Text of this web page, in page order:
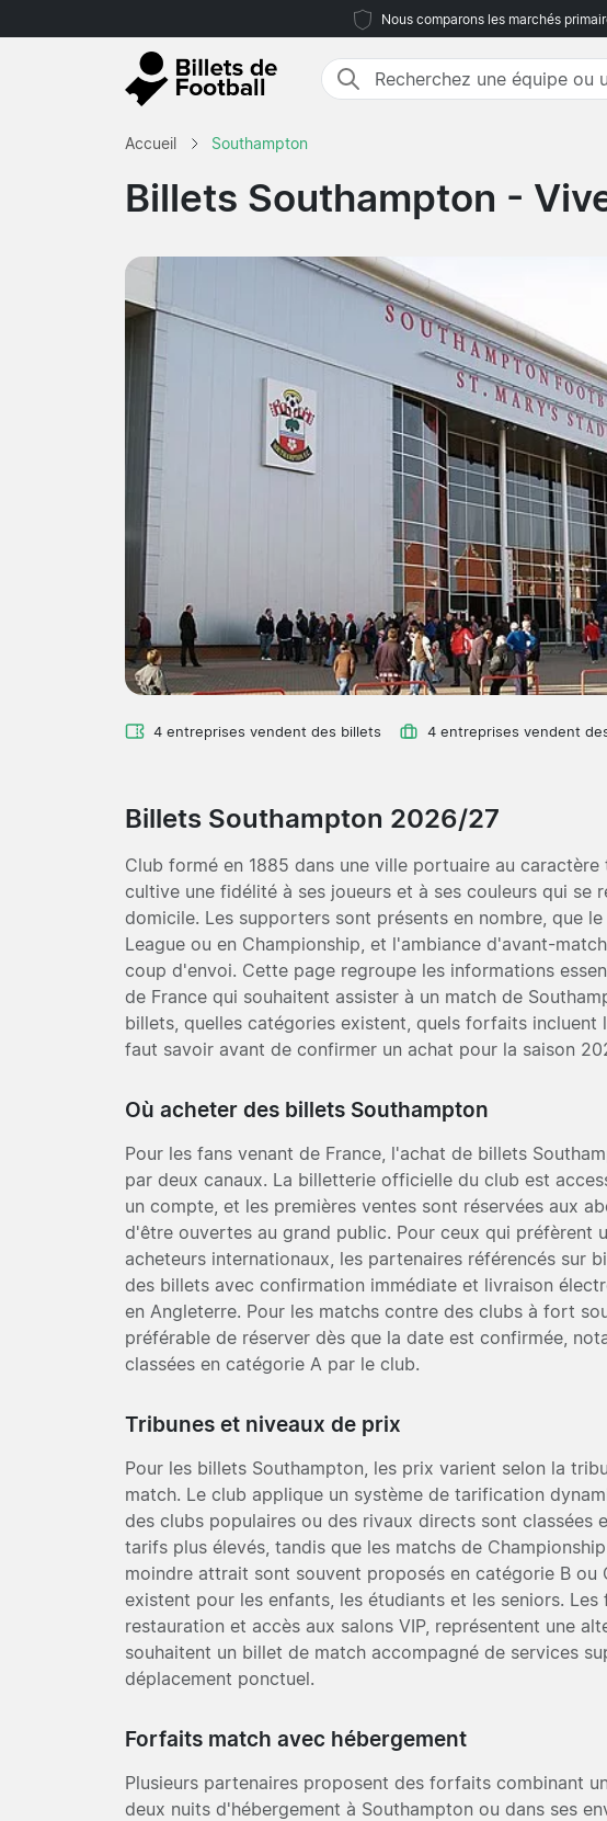
Nous comparons les marchés
Accueil Southampton
Billets Southampton -
4 entreprises vendent des billets 4 entreprises vendent
Billets Southampton 2026/27
Club formé en 1885 dans une ville portuaire au caractère
cultive une fidélité à ses joueurs et à ses couleurs qui se
domicile. Les supporters sont présents en nombre, que
League ou en Championship, et l'ambiance d'avant-
coup d'envoi. Cette page regroupe les informations
de France qui souhaitent assister à un match de
billets, quelles catégories existent, quels forfaits incluent
faut savoir avant de confirmer un achat pour la saison
Où acheter des billets Southampton
Pour les fans venant de France, l'achat de billets
par deux canaux. La billetterie officielle du club est
un compte, et les premières ventes sont réservées aux
d'être ouvertes au grand public. Pour ceux qui préfèrent
acheteurs internationaux, les partenaires référencés sur
des billets avec confirmation immédiate et livraison
en Angleterre. Pour les matchs contre des clubs à fort
préférable de réserver dès que la date est confirmée,
classées en catégorie A par le club.
Tribunes et niveaux de prix
Pour les billets Southampton, les prix varient selon la
match. Le club applique un système de tarification
des clubs populaires ou des rivaux directs sont classées
tarifs plus élevés, tandis que les matchs de
moindre attrait sont souvent proposés en catégorie B ou
existent pour les enfants, les étudiants et les seniors.
restauration et accès aux salons VIP, représentent une
souhaitent un billet de match accompagné de services
déplacement ponctuel.
Forfaits match avec hébergement
Plusieurs partenaires proposent des forfaits combinant
deux nuits d'hébergement à Southampton ou dans ses